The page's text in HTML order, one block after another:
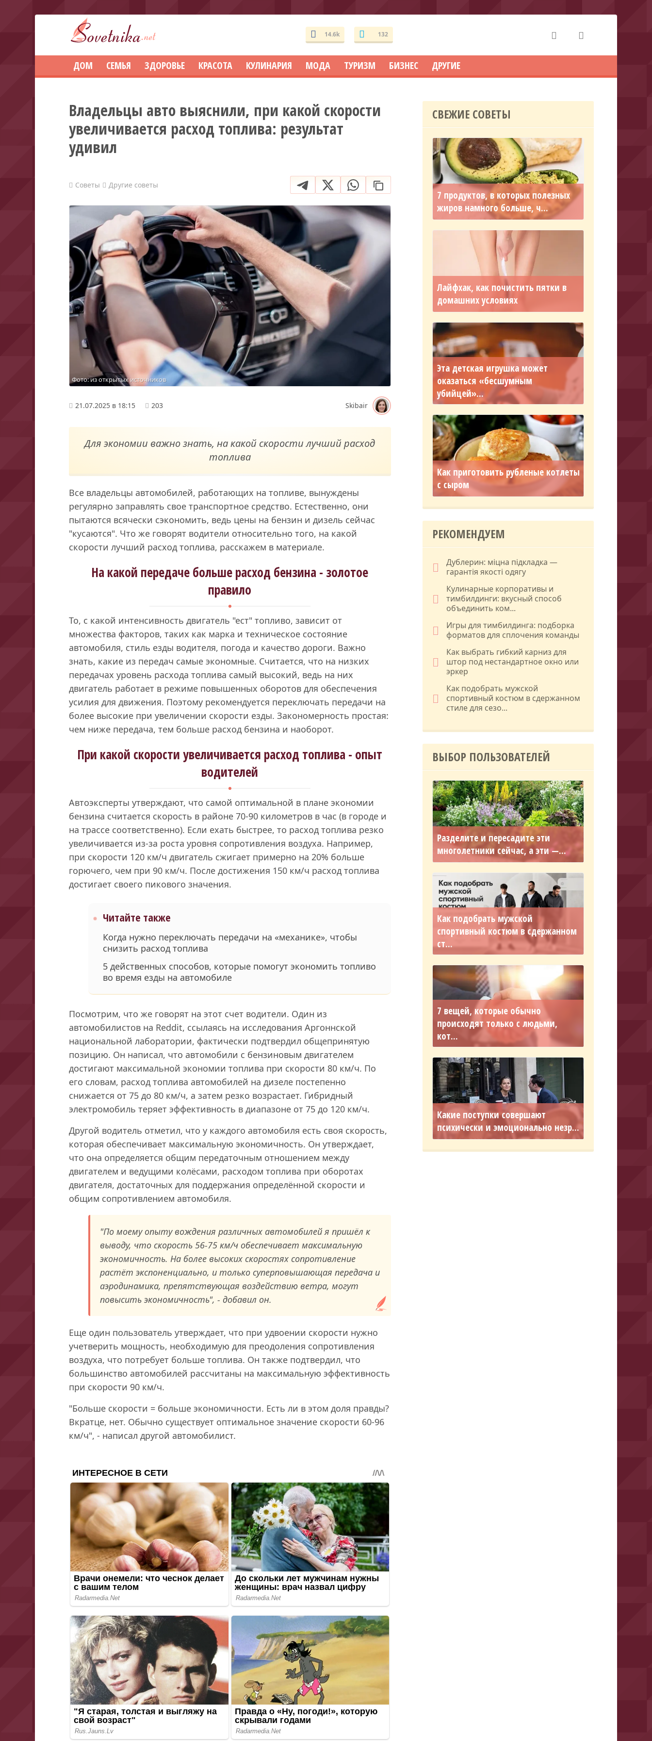
14.6k 132
ДОМ СЕМЬЯ ЗДОРОВЬЕ КРАСОТА КУЛИНАРИЯ МОДА ТУРИЗМ БИЗНЕС ДРУГИЕ
Владельцы авто выяснили, при какой скорости
увеличивается расход топлива: результат
удивил
Советы Другие советы
Фото: из открытых источников
21.07.2025 в 18:15 203 Skibair
Для экономии важно знать, на какой скорости лучший расход
топлива
Все владельцы автомобилей, работающих на топливе, вынуждены
регулярно заправлять свое транспортное средство. Естественно, они
пытаются всячески сэкономить, ведь цены на бензин и дизель сейчас
"кусаются". Что же говорят водители относительно того, на какой
скорости лучший расход топлива, расскажем в материале.
На какой передаче больше расход бензина - золотое
правило
То, с какой интенсивность двигатель "ест" топливо, зависит от
множества факторов, таких как марка и техническое состояние
автомобиля, стиль езды водителя, погода и качество дороги. Важно
знать, какие из передач самые экономные. Считается, что на низких
передачах уровень расхода топлива самый высокий, ведь на них
двигатель работает в режиме повышенных оборотов для обеспечения
усилия для движения. Поэтому рекомендуется переключать передачи на
более высокие при увеличении скорости езды. Закономерность простая:
чем ниже передача, тем больше расход бензина и наоборот.
При какой скорости увеличивается расход топлива - опыт
водителей
Автоэксперты утверждают, что самой оптимальной в плане экономии
бензина считается скорость в районе 70-90 километров в час (в городе и
на трассе соответственно). Если ехать быстрее, то расход топлива резко
увеличивается из-за роста уровня сопротивления воздуха. Например,
при скорости 120 км/ч двигатель сжигает примерно на 20% больше
горючего, чем при 90 км/ч. После достижения 150 км/ч расход топлива
достигает своего пикового значения.
Читайте также
Когда нужно переключать передачи на «механике», чтобы
снизить расход топлива
5 действенных способов, которые помогут экономить топливо
во время езды на автомобиле
Посмотрим, что же говорят на этот счет водители. Один из
автомобилистов на Reddit, ссылаясь на исследования Аргоннской
национальной лаборатории, фактически подтвердил общепринятую
позицию. Он написал, что автомобили с бензиновым двигателем
достигают максимальной экономии топлива при скорости 80 км/ч. По
его словам, расход топлива автомобилей на дизеле постепенно
снижается от 75 до 80 км/ч, а затем резко возрастает. Гибридный
электромобиль теряет эффективность в диапазоне от 75 до 120 км/ч.
Другой водитель отметил, что у каждого автомобиля есть своя скорость,
которая обеспечивает максимальную экономичность. Он утверждает,
что она определяется общим передаточным отношением между
двигателем и ведущими колёсами, расходом топлива при оборотах
двигателя, достаточных для поддержания определённой скорости и
общим сопротивлением автомобиля.
"По моему опыту вождения различных автомобилей я пришёл к
выводу, что скорость 56-75 км/ч обеспечивает максимальную
экономичность. На более высоких скоростях сопротивление
растёт экспоненциально, и только суперповышающая передача и
аэродинамика, препятствующая воздействию ветра, могут
повысить экономичность", - добавил он.
Еще один пользователь утверждает, что при удвоении скорости нужно
учетверить мощность, необходимую для преодоления сопротивления
воздуха, что потребует больше топлива. Он также подтвердил, что
большинство автомобилей рассчитаны на максимальную эффективность
при скорости 90 км/ч.
"Больше скорости = больше экономичности. Есть ли в этом доля правды?
Вкратце, нет. Обычно существует оптимальное значение скорости 60-96
км/ч", - написал другой автомобилист.
СВЕЖИЕ СОВЕТЫ
7 продуктов, в которых полезных
жиров намного больше, ч...
Лайфхак, как почистить пятки в
домашних условиях
Эта детская игрушка может
оказаться «бесшумным
убийцей»...
Как приготовить рубленые котлеты
с сыром
РЕКОМЕНДУЕМ
Дублерин: міцна підкладка —
гарантія якості одягу
Кулинарные корпоративы и
тимбилдинги: вкусный способ
объединить ком...
Игры для тимбилдинга: подборка
форматов для сплочения команды
Как выбрать гибкий карниз для
штор под нестандартное окно или
эркер
Как подобрать мужской
спортивный костюм в сдержанном
стиле для сезо...
ВЫБОР ПОЛЬЗОВАТЕЛЕЙ
Разделите и пересадите эти
многолетники сейчас, а эти —...
Как подобрать мужской
спортивный костюм в сдержанном
ст...
7 вещей, которые обычно
происходят только с людьми,
кот...
Какие поступки совершают
психически и эмоционально незр...